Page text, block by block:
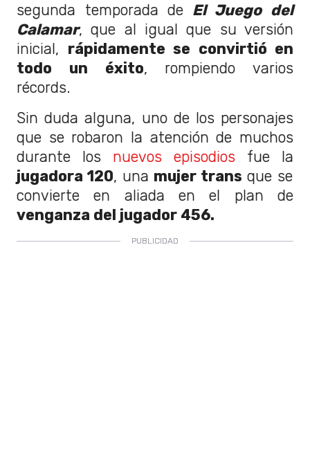
segunda temporada de El Juego del
Calamar, que al igual que su versión
inicial, rápidamente se convirtió en
todo un éxito, rompiendo varios
récords.
Sin duda alguna, uno de los personajes
que se robaron la atención de muchos
durante los nuevos episodios fue la
jugadora 120, una mujer trans que se
convierte en aliada en el plan de
venganza del jugador 456.